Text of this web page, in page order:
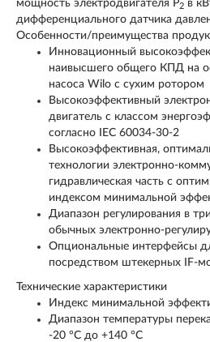
мощность электродвигателя P2 в
дифференциального датчика
Особенности/преимущества
Инновационный
наивысшего общего КПД на
насоса Wilo с сухим ротором
Высокоэффективный
двигатель с классом
согласно IEC 60034-30-2
Высокоэффективная,
технологии электронно-
гидравлическая часть с
индексом минимальной
Диапазон регулирования в
обычных электронно-
Опциональные интерфейсы
посредством штекерных IF-
Технические характеристики
Индекс минимальной
Диапазон температуры
-20 °C до +140 °C